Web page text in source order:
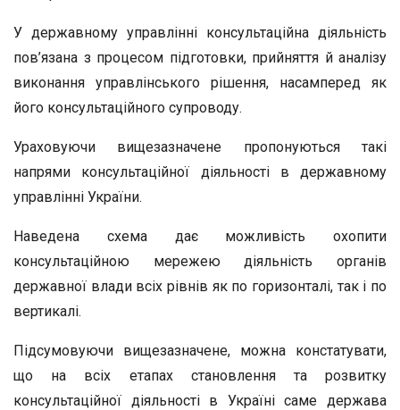
У державному управлінні консультаційна діяльність
пов’язана з процесом підготовки, прийняття й аналізу
виконання управлінського рішення, насамперед як
його консультаційного супроводу.
Ураховуючи вищезазначене пропонуються такі
напрями консультаційної діяльності в державному
управлінні України.
Наведена схема дає можливість охопити
консультаційною мережею діяльність органів
державної влади всіх рівнів як по горизонталі, так і по
вертикалі.
Підсумовуючи вищезазначене, можна констатувати,
що на всіх етапах становлення та розвитку
консультаційної діяльності в Україні саме держава